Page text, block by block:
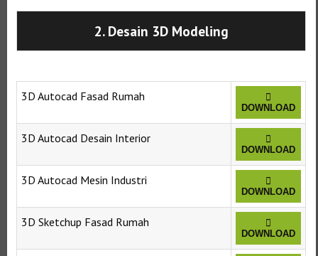
2. Desain 3D Modeling
3D Autocad Fasad Rumah
DOWNLOAD
3D Autocad Desain Interior
DOWNLOAD
3D Autocad Mesin Industri
DOWNLOAD
3D Sketchup Fasad Rumah
DOWNLOAD